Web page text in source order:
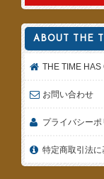
ABOUT THE
THE TIME HAS
お問い合わせ
プライバシーポ
特定商取引法